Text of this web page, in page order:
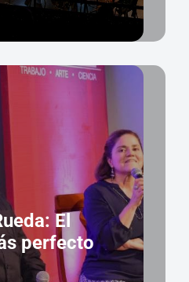
El
perfecto